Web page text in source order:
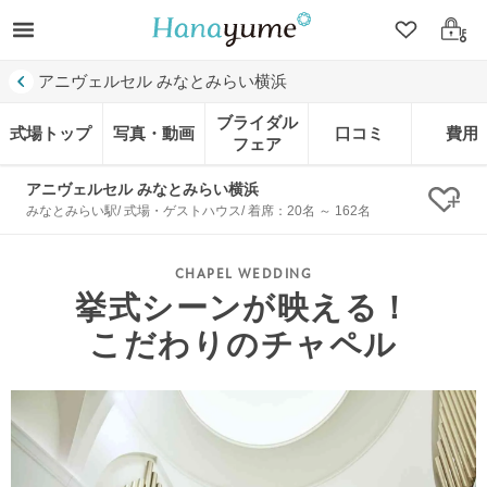
クリップ
ログ
アニヴェルセル みなとみらい横浜
式場トップ 写真・動画
ブライダル
フェア
口コミ 費用
アニヴェルセル みなとみらい横浜
みなとみらい駅/ 式場・ゲストハウス/ 着席：20名 ～ 162名 ク
挙式シーンが映える！
こだわりのチャペル